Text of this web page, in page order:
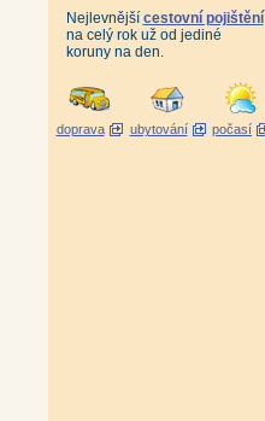
Nejlevnější cestovní pojištění
na celý rok už od jediné
koruny na den.
doprava ubytování počasí